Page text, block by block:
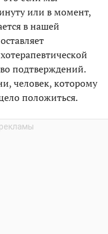
или в момент,
в нашей
подтверждений.
человек, которому
положиться.